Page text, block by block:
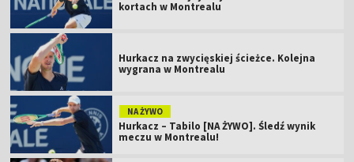
kortach w Montrealu
Hurkacz na zwycięskiej ścieżce. Kolejna
wygrana w Montrealu
NA ŻYWO
Hurkacz – Tabilo [NA ŻYWO]. Śledź wynik
meczu w Montrealu!